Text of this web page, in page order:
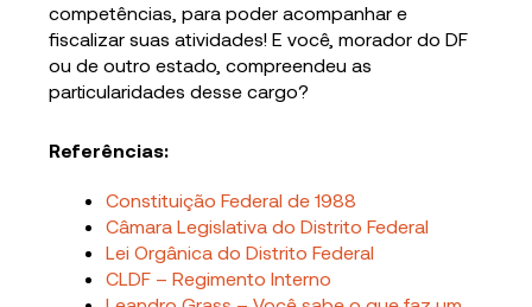
competências, para poder acompanhar e
fiscalizar suas atividades! E você, morador do DF
ou de outro estado, compreendeu as
particularidades desse cargo?
Referências:
Constituição Federal de 1988
Câmara Legislativa do Distrito Federal
Lei Orgânica do Distrito Federal
CLDF – Regimento Interno